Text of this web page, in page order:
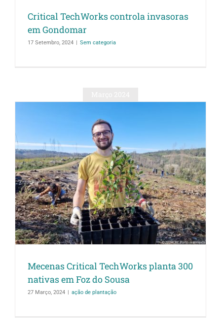
Critical TechWorks controla invasoras
em Gondomar
17 Setembro, 2024 Sem categoria
Mecenas Critical TechWorks planta 300
nativas em Foz do Sousa
27 Março, 2024 ação de plantação